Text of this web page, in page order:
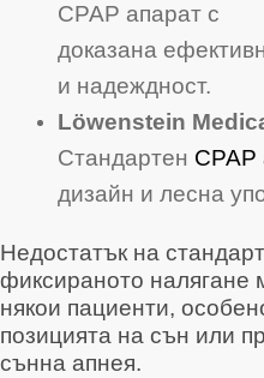
CPAP апарат с
доказана
и надеждност.
Löwenstein
Стандартен CPAP
дизайн и лесна
Недостатък на
фиксираното налягане
някои пациенти,
позицията на сън или
сънна апнея.